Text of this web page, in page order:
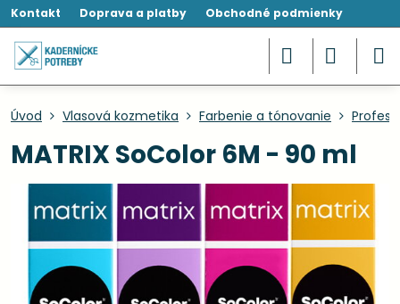
Kontakt Doprava a platby Obchodné podmienky
Úvod Vlasová kozmetika Farbenie a tónovanie
MATRIX SoColor 6M - 90 ml